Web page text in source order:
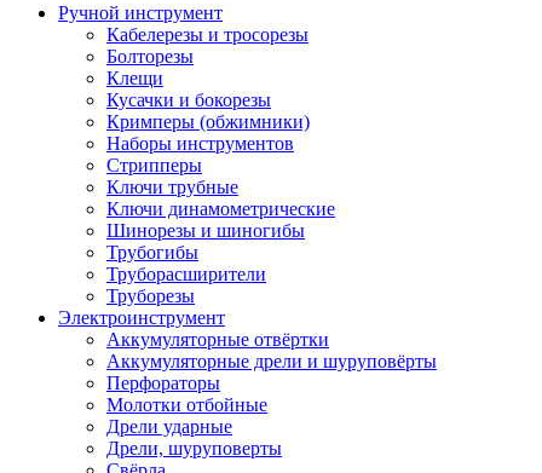
Ручной инструмент
Кабелерезы и тросорезы
Болторезы
Клещи
Кусачки и бокорезы
Кримперы (обжимники)
Наборы инструментов
Стрипперы
Ключи трубные
Ключи динамометрические
Шинорезы и шиногибы
Трубогибы
Труборасширители
Труборезы
Электроинструмент
Аккумуляторные отвёртки
Аккумуляторные дрели и шуруповёрты
Перфораторы
Молотки отбойные
Дрели ударные
Дрели, шуруповерты